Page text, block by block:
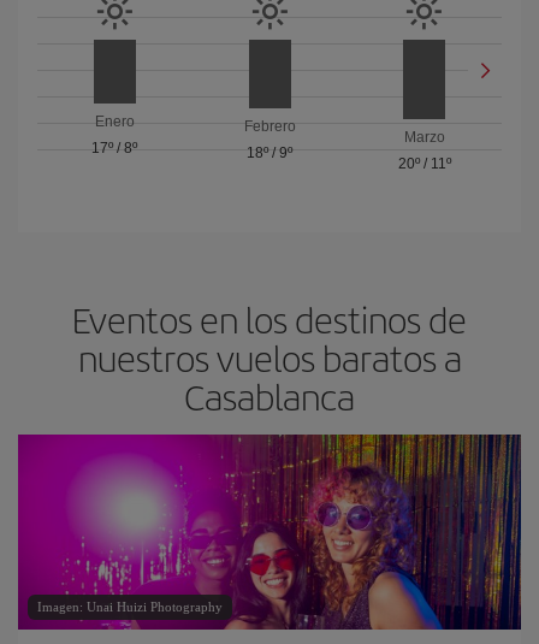
Enero
17º /8º
Febrero
18º/ 9º
Marzo
20º/ 11º
Eventos en los destinos de
nuestros vuelos baratos a
Casablanca
Imagen: Unai Huizi Photography